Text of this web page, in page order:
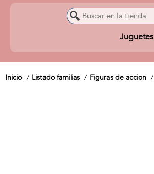
Juguetes
Inicio Listado familias Figuras de accion